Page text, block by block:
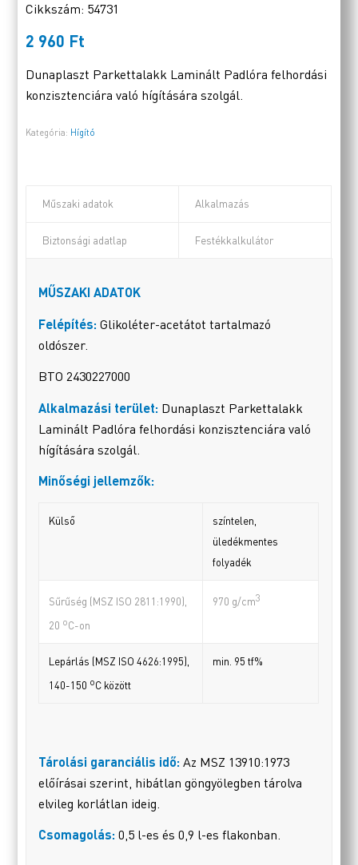
Cikkszám: 54731
2 960 Ft
Dunaplaszt Parkettalakk Laminált Padlóra felhordási
konzisztenciára való hígítására szolgál.
Kategória: Hígító
Műszaki adatok Alkalmazás
Biztonsági adatlap Festékkalkulátor
MŰSZAKI ADATOK
Felépítés:Glikoléter-acetátot tartalmazó
oldószer.
BTO 2430227000
Alkalmazási terület: Dunaplaszt Parkettalakk
Laminált Padlóra felhordási konzisztenciára való
hígítására szolgál.
Minőségi jellemzők:
Külső
színtelen,
üledékmentes
folyadék
Sűrűség (MSZ ISO 2811:1990),
20 oC-on
970 g/cm3
Lepárlás (MSZ ISO 4626:1995),
140-150 oC között
min. 95 tf%
Tárolási garanciális idő: Az MSZ 13910:1973
előírásai szerint, hibátlan göngyölegben tárolva
elvileg korlátlan ideig.
Csomagolás: 0,5 l-es és 0,9 l-es flakonban.